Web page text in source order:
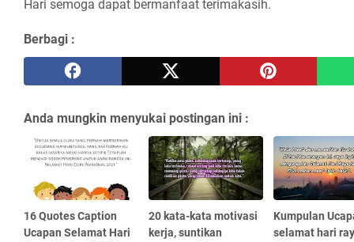
Hari semoga dapat bermanfaat terimakasih.
Berbagi :
Anda mungkin menyukai postingan ini :
16 Quotes Caption
Ucapan Selamat Hari
20 kata-kata motivasi
kerja, suntikan
Kumpulan
selamat hari